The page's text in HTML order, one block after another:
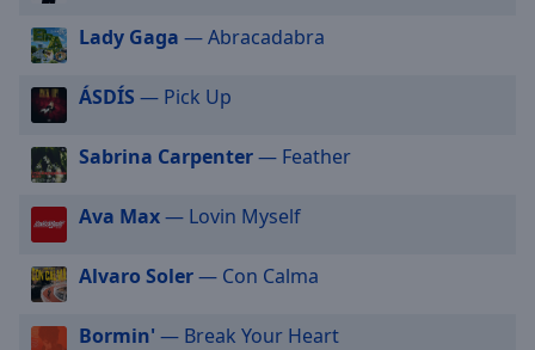
cancel
and
window.
Text
Color
Opacity
Lady Gaga — Abracadabra
ÁSDÍS — Pick Up
Sabrina Carpenter— Feather
Ava Max— Lovin Myself
Alvaro Soler— Con Calma
Bormin' — Break Your Heart